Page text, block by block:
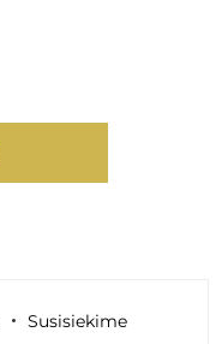
Susisiekime